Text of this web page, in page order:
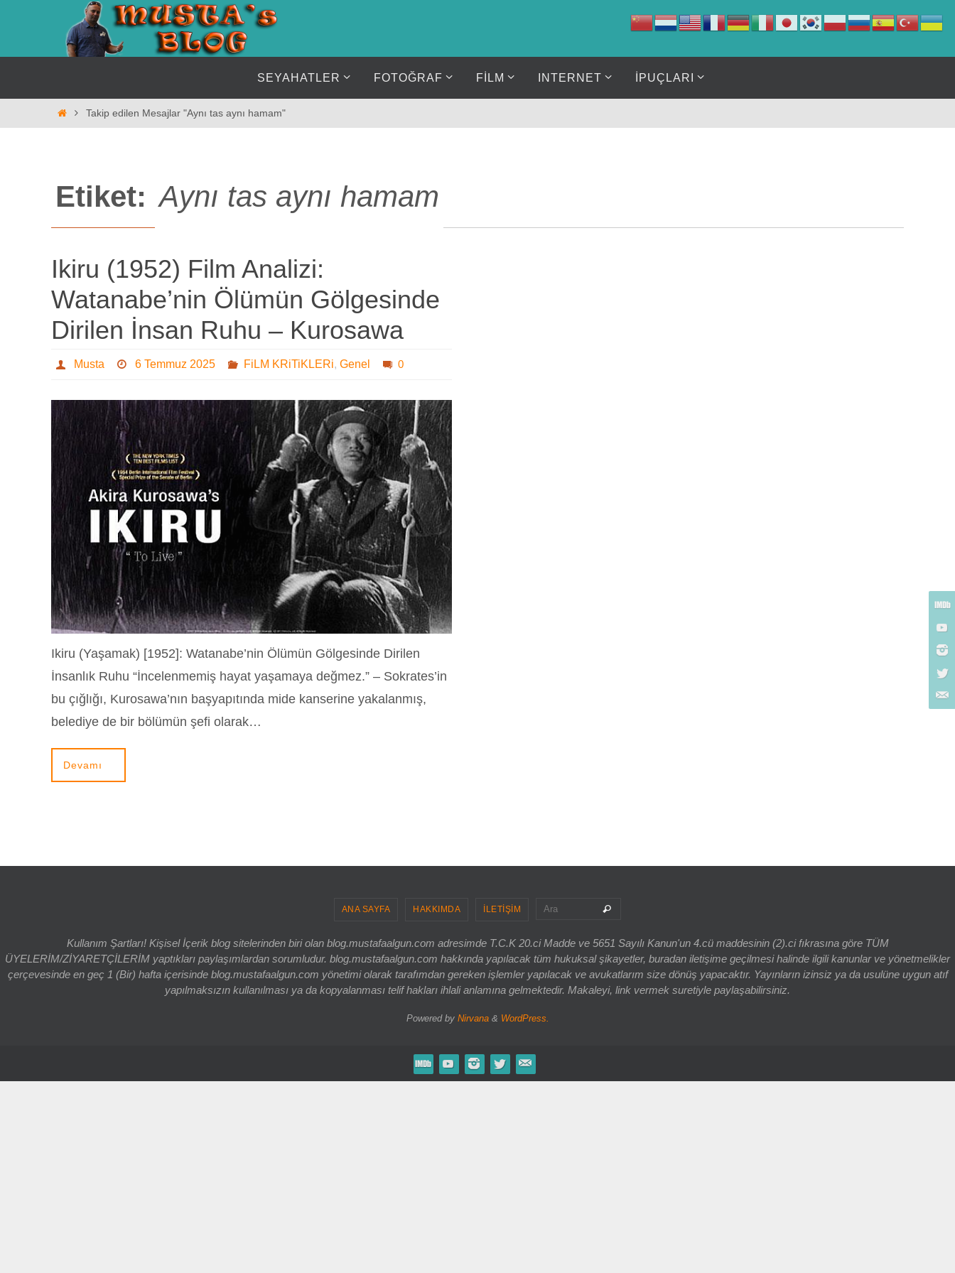
SEYAHATLER FOTOĞRAF FİLM INTERNET İPUÇLARI
HomeTakip edilen Mesajlar "Aynı tas aynı hamam"
Etiket: Aynı tas aynı hamam
Ikiru (1952) Film Analizi:
Watanabe’nin Ölümün Gölgesinde
Dirilen İnsan Ruhu – Kurosawa
Musta 6 Temmuz 2025 FiLM KRiTiKLERi,Genel 0
Ikiru (Yaşamak) [1952]: Watanabe’nin Ölümün Gölgesinde Dirilen
İnsanlık Ruhu “İncelenmemiş hayat yaşamaya değmez.” – Sokrates’in
bu çığlığı, Kurosawa’nın başyapıtında mide kanserine yakalanmış,
belediye de bir bölümün şefi olarak…
Devamı
ANA SAYFA HAKKIMDA İLETİŞİM Ara
Kullanım Şartları! Kişisel İçerik blog sitelerinden biri olan blog.mustafaalgun.com adresimde T.C.K 20.ci Madde ve 5651 Sayılı Kanun'un 4.cü maddesinin (2).ci fıkrasına göre TÜM
ÜYELERİM/ZİYARETÇİLERİM yaptıkları paylaşımlardan sorumludur. blog.mustafaalgun.com hakkında yapılacak tüm hukuksal şikayetler, buradan iletişime geçilmesi halinde ilgili kanunlar ve yönetmelikler
çerçevesinde en geç 1 (Bir) hafta içerisinde blog.mustafaalgun.com yönetimi olarak tarafımdan gereken işlemler yapılacak ve avukatlarım size dönüş yapacaktır. Yayınların izinsiz ya da usulüne uygun atıf
yapılmaksızın kullanılması ya da kopyalanması telif hakları ihlali anlamına gelmektedir. Makaleyi, link vermek suretiyle paylaşabilirsiniz.
Powered by Nirvana& WordPress.